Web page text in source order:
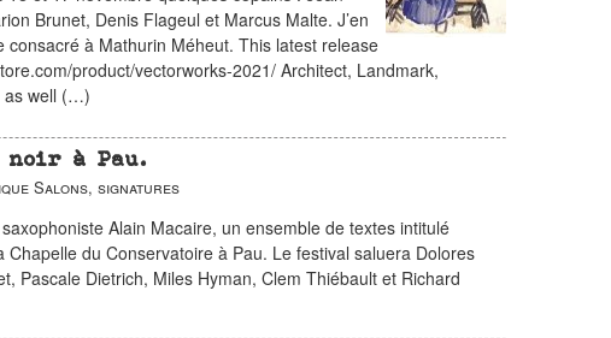
Brunet, Denis Flageul et Marcus Malte. J’en
à Mathurin Méheut. This latest release
product/vectorworks-2021/ Architect, Landmark,
as well (…)
à Pau.
Salons, signatures
Alain Macaire, un ensemble de textes intitulé
du Conservatoire à Pau. Le festival saluera Dolores
Pascale Dietrich, Miles Hyman, Clem Thiébault et Richard